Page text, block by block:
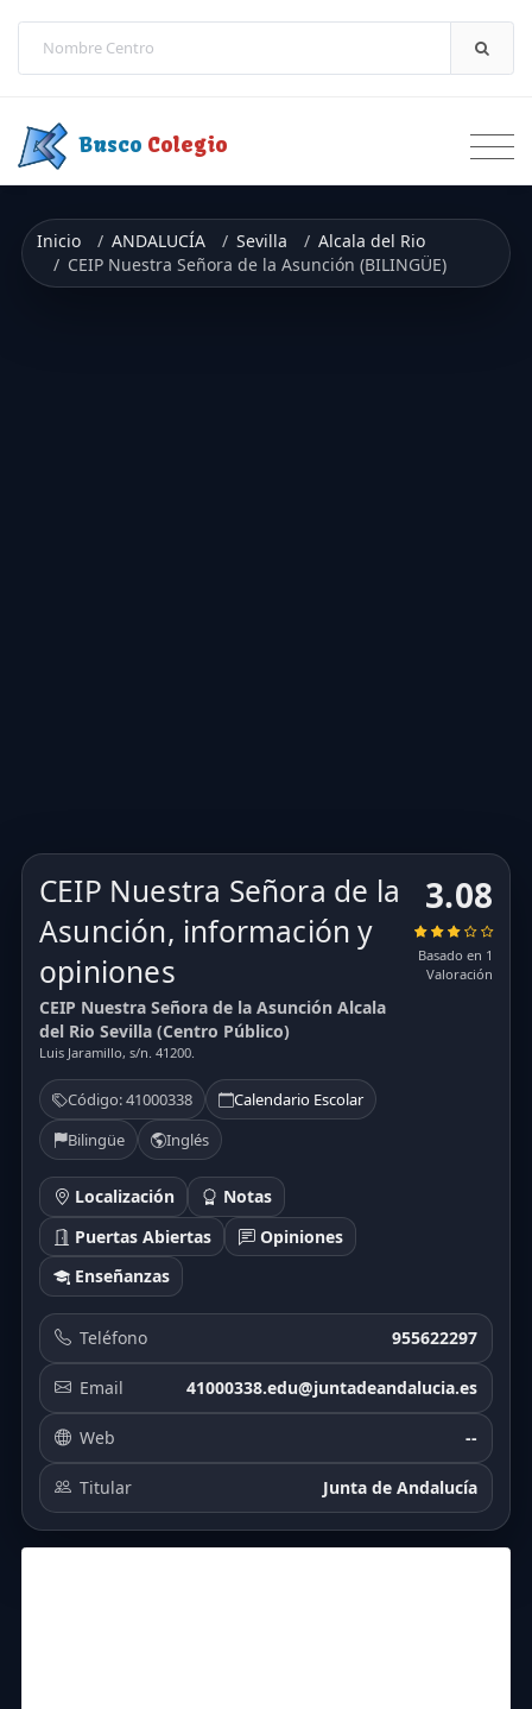
Busco Colegio
Inicio ANDALUCÍA Sevilla
Alcala del Rio
CEIP Nuestra Señora de la Asunción (BILINGÜE)
CEIP Nuestra Señora de la
Asunción, información y
opiniones
CEIP Nuestra Señora de la Asunción Alcala
del Rio Sevilla (Centro Público)
Luis Jaramillo, s/n. 41200.
Código: 41000338
Calendario Escolar
Bilingüe
Inglés
Localización
Notas
Puertas Abiertas
Opiniones
Enseñanzas
3.08
Basado en 1
Valoración
Teléfono 955622297
Email 41000338.edu@juntadeandalucia.es
Web --
Titular Junta de Andalucía